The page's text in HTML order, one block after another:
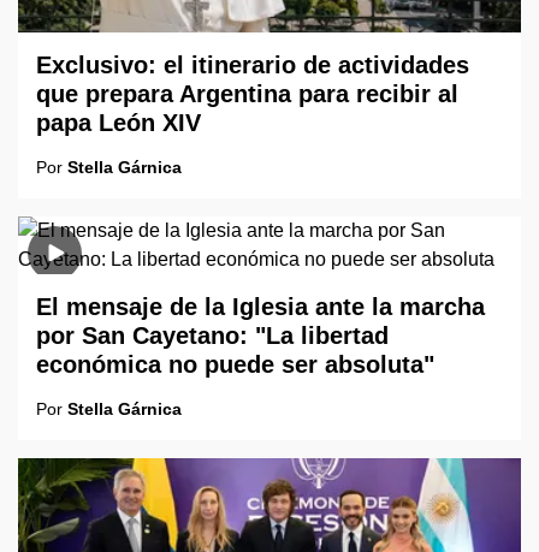
Exclusivo: el itinerario de actividades
que prepara Argentina para recibir al
papa León XIV
Por Stella Gárnica
El mensaje de la Iglesia ante la marcha
por San Cayetano: "La libertad
económica no puede ser absoluta"
Por Stella Gárnica